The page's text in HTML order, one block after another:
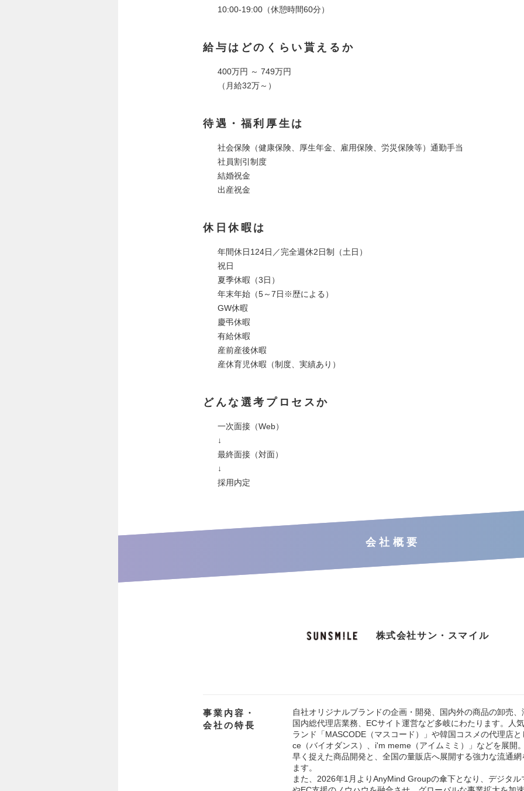
10:00-19:00（休憩時間60分）
給与はどのくらい貰えるか
400万円 ～ 749万円
（月給32万～）
待遇・福利厚生は
社会保険（健康保険、厚生年金、雇用保険、労災保険等）通勤手当
社員割引制度
結婚祝金
出産祝金
休日休暇は
年間休日124日／完全週休2日制（土日）
祝日
夏季休暇（3日）
年末年始（5～7日※歴による）
GW休暇
慶弔休暇
有給休暇
産前産後休暇
産休育児休暇（制度、実績あり）
どんな選考プロセスか
一次面接（Web）
↓
最終面接（対面）
↓
採用内定
会社概要
株式会社サン・スマイル
事業内容・
会社の特長
自社オリジナルブランドの企画・開発、国内外の商品の卸売
国内総代理店業務、ECサイト運営など多岐にわたります。人
ランド「MASCODE（マスコード）」や韓国コスメの代理店
ce（バイオダンス）、i'm meme（アイムミミ）」などを展開
早く捉えた商品開発と、全国の量販店へ展開する強力な流通
ます。
また、2026年1月よりAnyMind Groupの傘下となり、デジタル